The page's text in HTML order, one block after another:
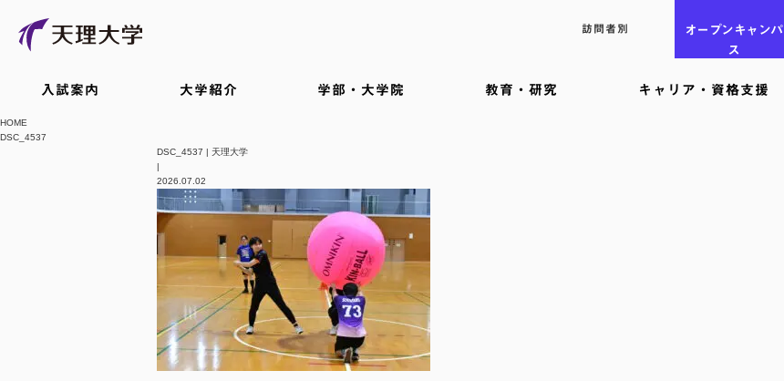
訪問者別 オープン キャンパ
ス
入試案内 大学紹介 学部・大学院 教育・研究 キャリア・資格支援
HOME
DSC_4537
DSC_4537 | 天理大学
|
2026.07.02